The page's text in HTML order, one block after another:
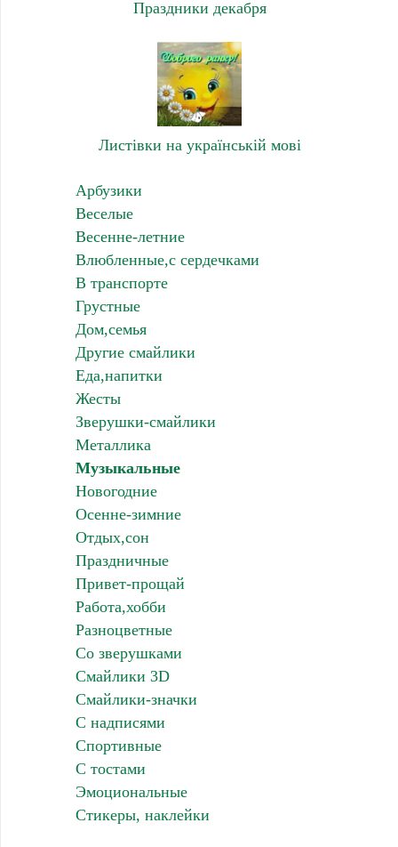
Праздники декабря
Листівки на українській мові
Арбузики
Веселые
Весенне-летние
Влюбленные,с сердечками
В транспорте
Грустные
Дом,семья
Другие смайлики
Еда,напитки
Жесты
Зверушки-смайлики
Металлика
Музыкальные
Новогодние
Осенне-зимние
Отдых,сон
Праздничные
Привет-прощай
Работа,хобби
Разноцветные
Со зверушками
Смайлики 3D
Смайлики-значки
С надписями
Спортивные
С тостами
Эмоциональные
Стикеры, наклейки